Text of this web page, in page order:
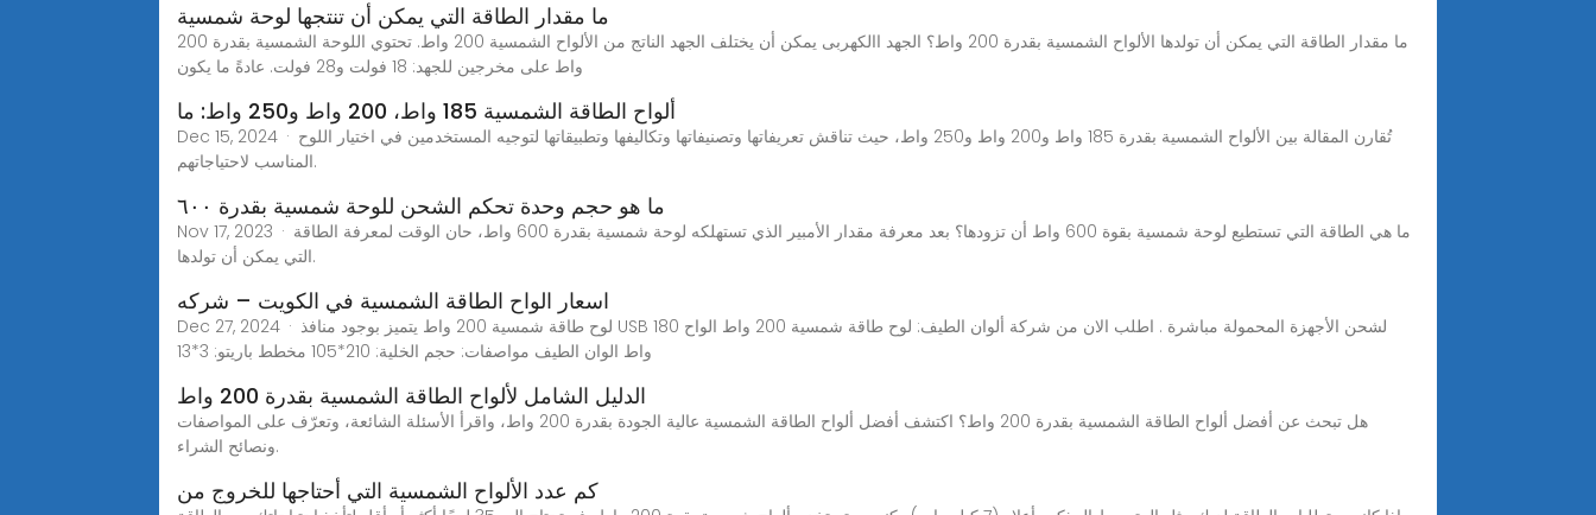
ما مقدار الطاقة التي يمكن أن تنتجها لوحة شمسية
ما مقدار الطاقة التي يمكن أن تولدها الألواح الشمسية بقدرة 200 واط؟ الجهد االكهربى يمكن أن يختلف الجهد الناتج من الألواح الشمسية 200 واط. تحتوي اللوحة الشمسية بقدرة 200
واط على مخرجين للجهد: 18 فولت و28 فولت. عادةً ما يكون
ألواح الطاقة الشمسية 185 واط، 200 واط و250 واط: ما
Dec 15, 2024 · تُقارن المقالة بين الألواح الشمسية بقدرة 185 واط و200 واط و250 واط، حيث تناقش تعريفاتها وتصنيفاتها وتكاليفها وتطبيقاتها لتوجيه المستخدمين في اختيار اللوح
المناسب لاحتياجاتهم.
ما هو حجم وحدة تحكم الشحن للوحة شمسية بقدرة ٦٠٠
Nov 17, 2023 · ما هي الطاقة التي تستطيع لوحة شمسية بقوة 600 واط أن تزودها؟ بعد معرفة مقدار الأمبير الذي تستهلكه لوحة شمسية بقدرة 600 واط، حان الوقت لمعرفة الطاقة
التي يمكن أن تولدها.
اسعار الواح الطاقة الشمسية في الكويت – شركه
Dec 27, 2024 · لوح طاقة شمسية 200 واط يتميز بوجود منافذ USB لشحن الأجهزة المحمولة مباشرة . اطلب الان من شركة ألوان الطيف: لوح طاقة شمسية 200 واط الواح 180
واط الوان الطيف مواصفات: حجم الخلية: 210*105 مخطط باريتو: 3*13
الدليل الشامل لألواح الطاقة الشمسية بقدرة 200 واط
هل تبحث عن أفضل ألواح الطاقة الشمسية بقدرة 200 واط؟ اكتشف أفضل ألواح الطاقة الشمسية عالية الجودة بقدرة 200 واط، واقرأ الأسئلة الشائعة، وتعرّف على المواصفات
ونصائح الشراء.
كم عدد الألواح الشمسية التي أحتاجها للخروج من